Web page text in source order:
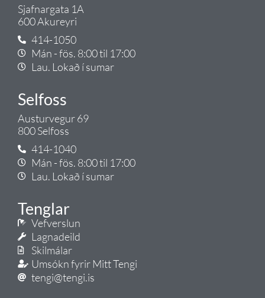
Sjafnargata 1A
600 Akureyri
414-1050
Mán - fös. 8:00 til 17:00
Lau. Lokað í sumar
Selfoss
Austurvegur 69
800 Selfoss
414-1040
Mán - fös. 8:00 til 17:00
Lau. Lokað í sumar
Tenglar
Vefverslun
Lagnadeild
Skilmálar
Umsókn fyrir Mitt Tengi
tengi@tengi.is